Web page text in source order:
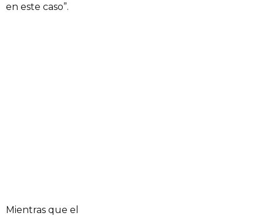
en este caso”.
Mientras que el